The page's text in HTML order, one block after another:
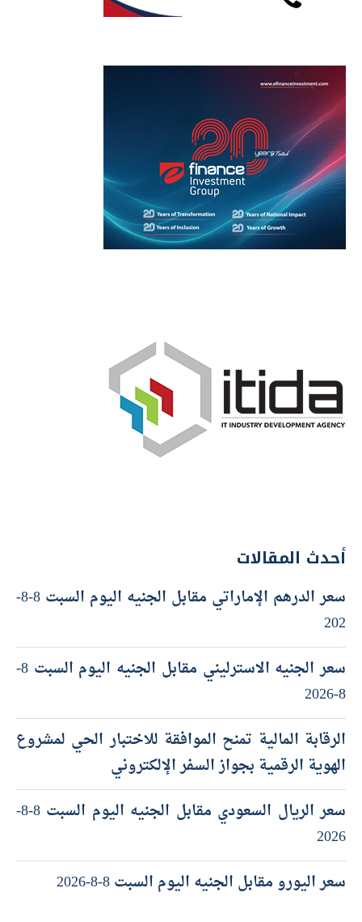
أحدث المقالات
سعر الدرهم الإماراتي مقابل الجنيه اليوم السبت 8-8-
202
سعر الجنيه الاسترليني مقابل الجنيه اليوم السبت 8-
8-2026
الرقابة المالية تمنح الموافقة للاختبار الحي لمشروع
الهوية الرقمية بجواز السفر الإلكتروني
سعر الريال السعودي مقابل الجنيه اليوم السبت 8-8-
2026
سعر اليورو مقابل الجنيه اليوم السبت 8-8-2026